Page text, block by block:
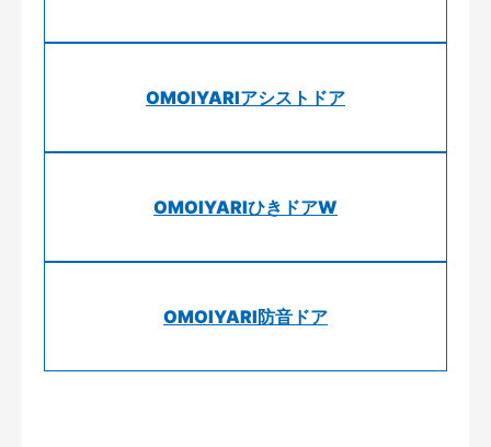
OMOIYARIアシストドア
OMOIYARIひきドアW
OMOIYARI防音ドア